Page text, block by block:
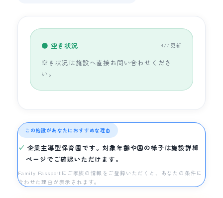
● 空き状況 4/7 更新
空き状況は施設へ直接お問い合わせくださ
い。
この施設があなたにおすすめな理由
企業主導型保育園です。対象年齢や園の様子は施設詳細
ページでご確認いただけます。
Family Passportにご家族の情報をご登録いただくと、あなたの条件に
合わせた理由が表示されます。